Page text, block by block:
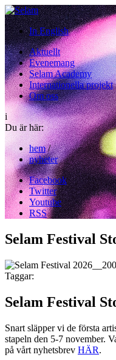
In English
Aktuellt
Evenemang
Selam Academy
Internationella projekt
Om oss
i
Du är här:
hem /
nyheter
Facebook
Twitter
Youtube
RSS
Selam Festival
Taggar:
Selam Festival
Snart släpper vi de första
stapeln den 5-7 november.
på vårt nyhetsbrev HÄR.